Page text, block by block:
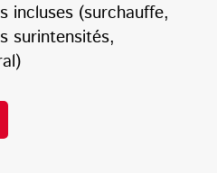
incluses (surchauffe,
surintensités,